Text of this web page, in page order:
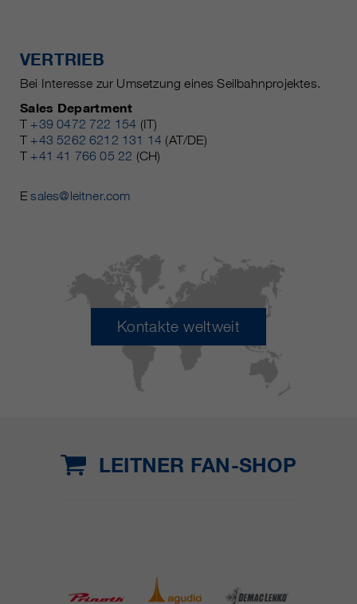
VERTRIEB
Bei Interesse zur Umsetzung eines Seilbahnprojektes.
Sales Department
T +39 0472 722 154 (IT)
T +43 5262 6212 131 14 (AT/DE)
T +41 41 766 05 22 (CH)
Esales@leitner.com
Kontakte weltweit
LEITNER FAN-SHOP